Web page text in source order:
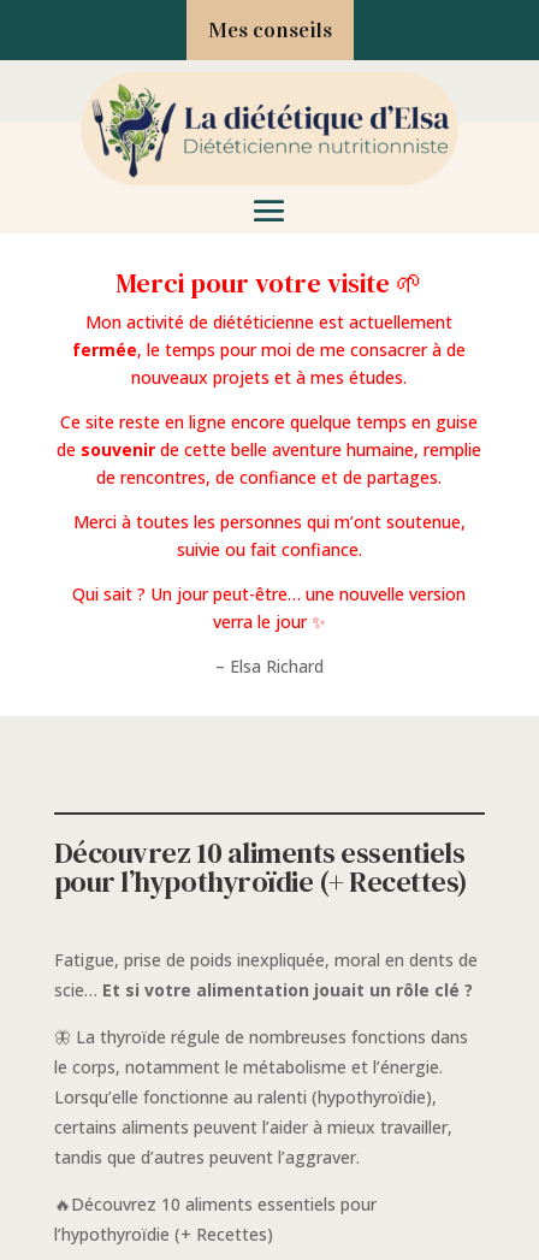
Mes conseils
Merci pour votre visite 🌱
Mon activité de diététicienne est actuellement
fermée, le temps pour moi de me consacrer à de
nouveaux projets et à mes études.
Ce site reste en ligne encore quelque temps en guise
de souvenir de cette belle aventure humaine, remplie
de rencontres, de confiance et de partages.
Merci à toutes les personnes qui m’ont soutenue,
suivie ou fait confiance.
Qui sait ? Un jour peut-être… une nouvelle version
verra le jour ✨
– Elsa Richard
Découvrez 10 aliments essentiels
pour l’hypothyroïdie (+ Recettes)
Fatigue, prise de poids inexpliquée, moral en dents de
scie… Et si votre alimentation jouait un rôle clé ?
🦋 La thyroïde régule de nombreuses fonctions dans
le corps, notamment le métabolisme et l’énergie.
Lorsqu’elle fonctionne au ralenti (hypothyroïdie),
certains aliments peuvent l’aider à mieux travailler,
tandis que d’autres peuvent l’aggraver.
🔥Découvrez 10 aliments essentiels pour
l’hypothyroïdie (+ Recettes)